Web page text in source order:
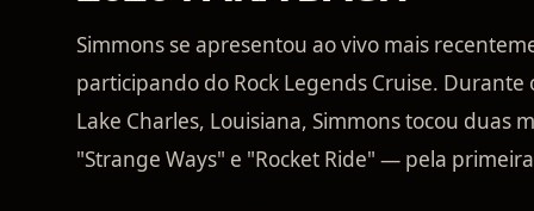
Simmons se apresentou ao vivo mais
participando do Rock Legends Cruise.
Lake Charles, Louisiana, Simmons tocou duas
"Strange Ways" e "Rocket Ride" — pela